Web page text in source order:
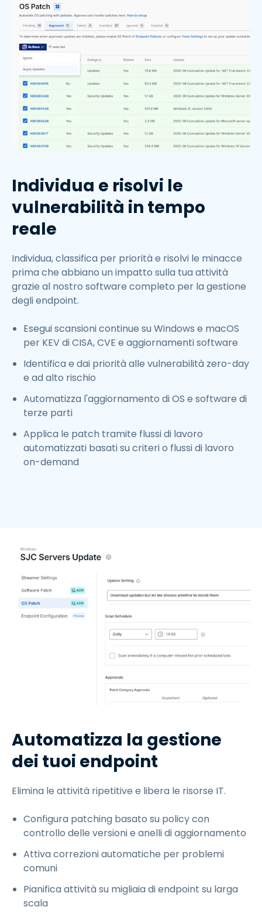
Individua e risolvi le
vulnerabilità in tempo
reale
Individua, classifica per priorità e risolvi le minacce
prima che abbiano un impatto sulla tua attività
grazie al nostro software completo per la gestione
degli endpoint.
Esegui scansioni continue su Windows e macOS
per KEV di CISA, CVE e aggiornamenti software
Identifica e dai priorità alle vulnerabilità zero-day
e ad alto rischio
Automatizza l'aggiornamento di OS e software di
terze parti
Applica le patch tramite flussi di lavoro
automatizzati basati su criteri o flussi di lavoro
on-demand
Automatizza la gestione
dei tuoi endpoint
Elimina le attività ripetitive e libera le risorse IT.
Configura patching basato su policy con
controllo delle versioni e anelli di aggiornamento
Attiva correzioni automatiche per problemi
comuni
Pianifica attività su migliaia di endpoint su larga
scala